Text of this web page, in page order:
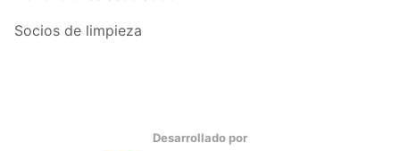
Socios de limpieza
Desarrollado por